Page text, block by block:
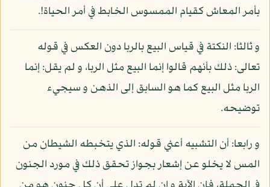
بأمر المعاش كقيام الممسوس الخابط في أمر الحياة!.
و ثالثا: النكتة في قياس البيع بالربا دون العكس في قوله
تعالى: ذلك بأنهم قالوا إنما البيع مثل الربا، و لم يقل: إنما
الربا مثل البيع كما هو السابق إلى الذهن و سيجيء
توضيحه.
و رابعا: أن التشبيه أعني قوله: الذي يتخبطه الشيطان من
المس لا يخلو عن إشعار بجواز تحقق ذلك في مورد الجنون